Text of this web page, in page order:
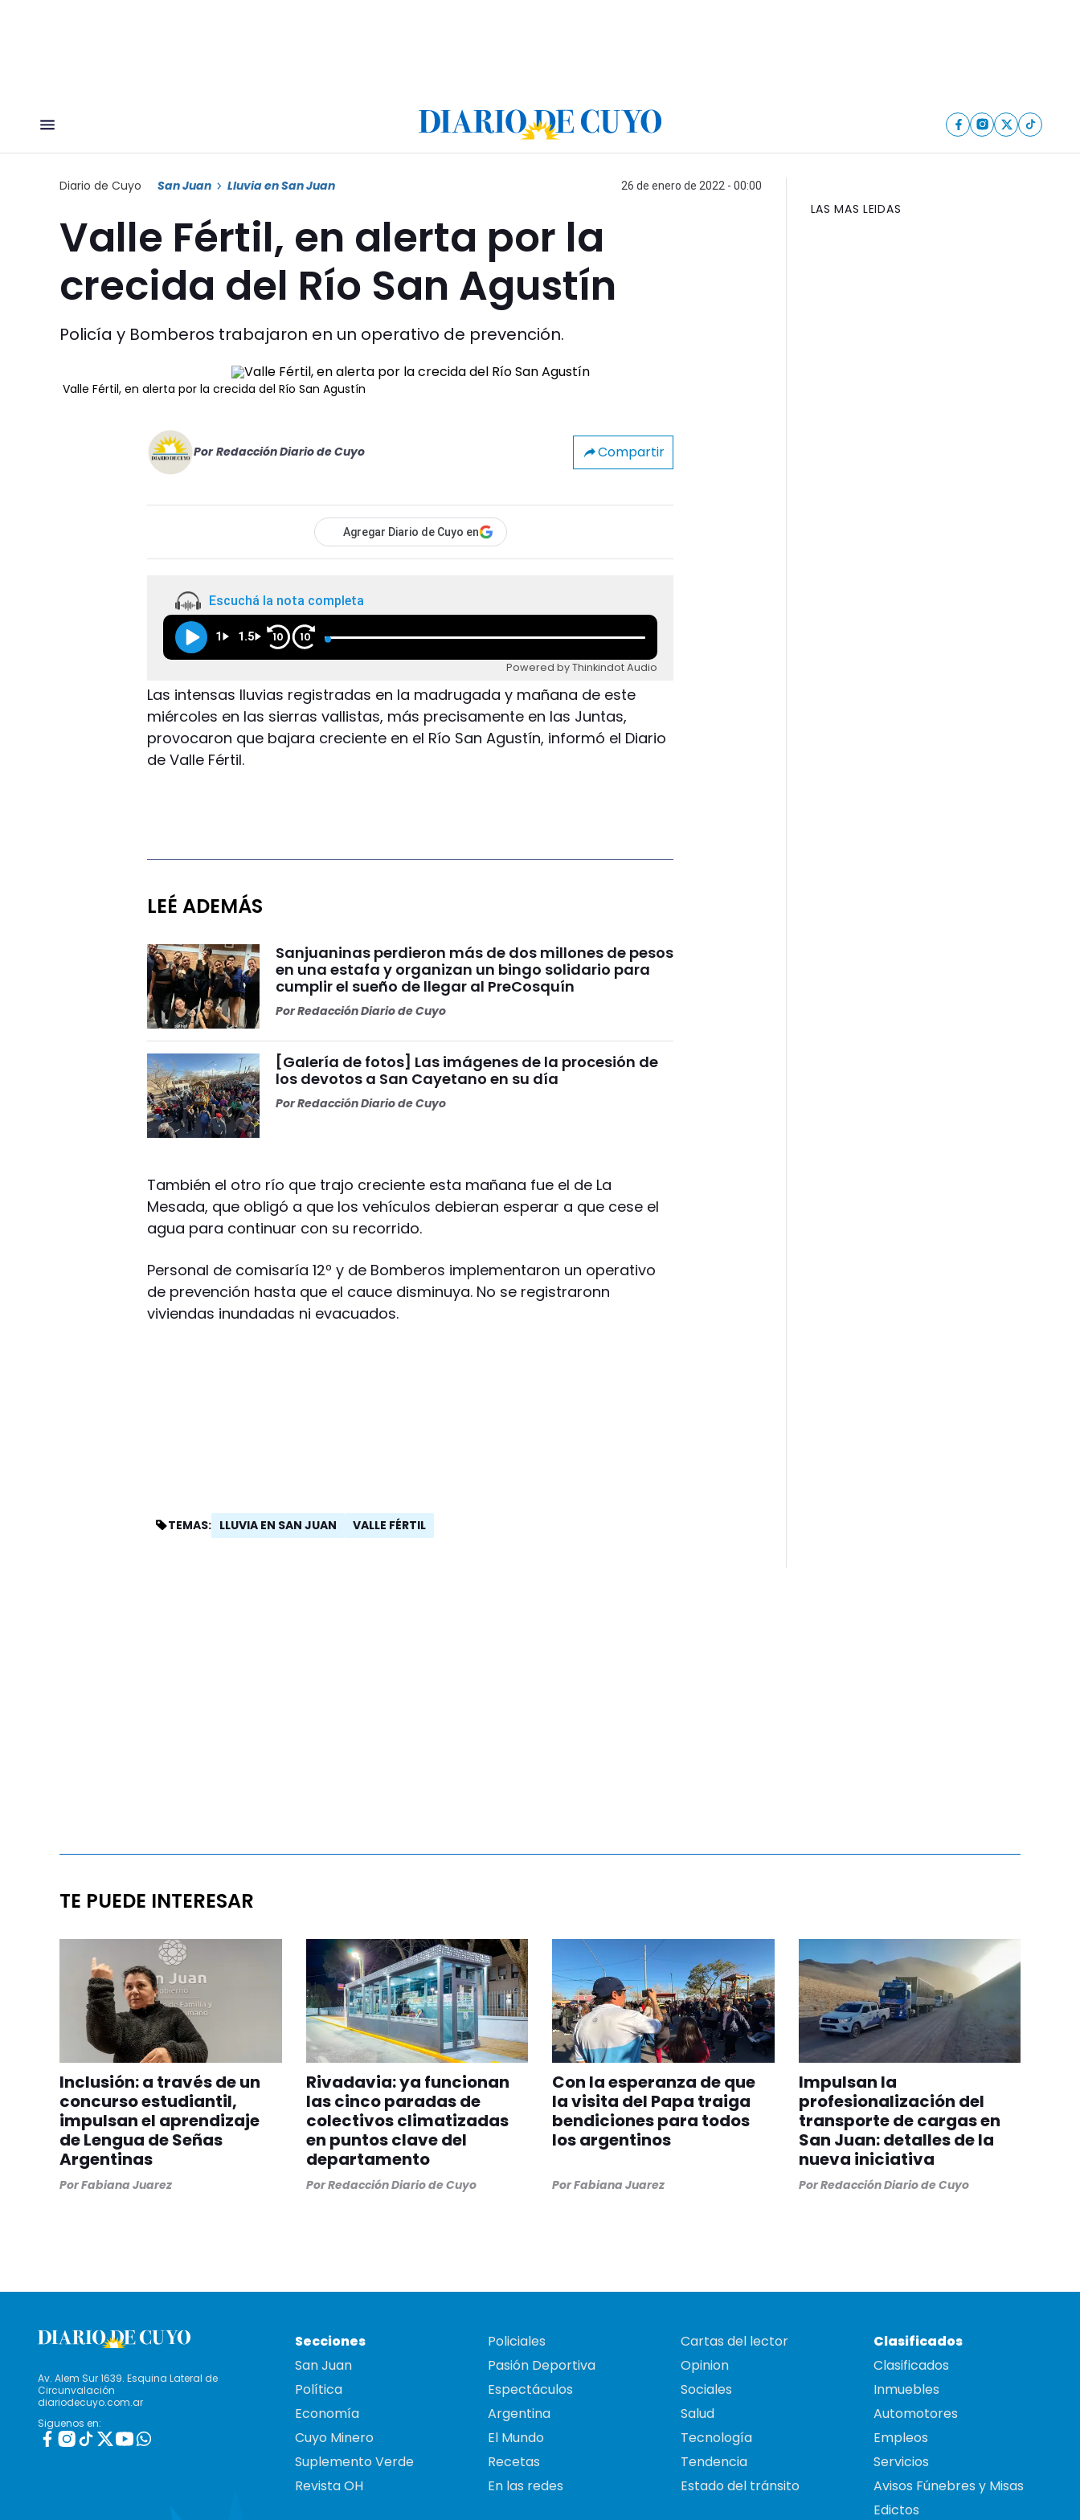
Diario de Cuyo San Juan Lluvia en San Juan 26 de enero de 2022 - 00:00
Valle Fértil, en alerta por la
crecida del Río San Agustín
Policía y Bomberos trabajaron en un operativo de prevención.
Valle Fértil, en alerta por la crecida del Río San Agustín
Por Redacción Diario de Cuyo Compartir
Agregar Diario de Cuyo en
Escuchá la nota completa
1 1.5 10 10
Powered by Thinkindot Audio
Las intensas lluvias registradas en la madrugada y mañana de este
miércoles en las sierras vallistas, más precisamente en las Juntas,
provocaron que bajara creciente en el Río San Agustín, informó el Diario
de Valle Fértil.
LEÉ ADEMÁS
Sanjuaninas perdieron más de dos millones de pesos
en una estafa y organizan un bingo solidario para
cumplir el sueño de llegar al PreCosquín
PorRedacción Diario de Cuyo
[Galería de fotos] Las imágenes de la procesión de
los devotos a San Cayetano en su día
PorRedacción Diario de Cuyo
También el otro río que trajo creciente esta mañana fue el de La
Mesada, que obligó a que los vehículos debieran esperar a que cese el
agua para continuar con su recorrido.
Personal de comisaría 12º y de Bomberos implementaron un operativo
de prevención hasta que el cauce disminuya. No se registraronn
viviendas inundadas ni evacuados.
TEMAS: LLUVIA EN SAN JUAN VALLE FÉRTIL
LAS MAS LEIDAS
TE PUEDE INTERESAR
Inclusión: a través de un
concurso estudiantil,
impulsan el aprendizaje
de Lengua de Señas
Argentinas
PorFabiana Juarez
Rivadavia: ya funcionan
las cinco paradas de
colectivos climatizadas
en puntos clave del
departamento
PorRedacción Diario de Cuyo
Con la esperanza de que
la visita del Papa traiga
bendiciones para todos
los argentinos
PorFabiana Juarez
Impulsan la
profesionalización del
transporte de cargas en
San Juan: detalles de la
nueva iniciativa
PorRedacción Diario de Cuyo
Av. Alem Sur 1639. Esquina Lateral de
Circunvalación
diariodecuyo.com.ar
Siguenos en:
Secciones
San Juan
Política
Economía
Cuyo Minero
Suplemento Verde
Revista OH
Policiales
Pasión Deportiva
Espectáculos
Argentina
El Mundo
Recetas
En las redes
Cartas del lector
Opinion
Sociales
Salud
Tecnología
Tendencia
Estado del tránsito
Clasificados
Clasificados
Inmuebles
Automotores
Empleos
Servicios
Avisos Fúnebres y Misas
Edictos